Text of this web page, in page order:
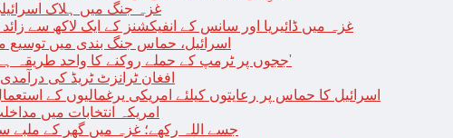
غزہ جنگ میں ہلاک اسرائیلی
غزہ میں ڈائیریا اور سانس کے انفیکشنز کے ایک لاکھ سے
اسرائیل، حماس جنگ بندی میں توسیع
‘ججوں پر ٹرمپ کے حملے روکنے کا واحد طریقہ ہے کہ انہیں جیل میں ڈال دیا جائے’
افغان ٹرانزٹ ٹریڈ کی درآمدی اشیا پر10 فیصد
اسرائیل کا حماس پر رعایتوں کیلئے امریکی یرغمالیوں کے
امریکہ انتخابات میں
جسے اللہ رکھے؛ غزہ میں گھر کے ملبے سے37 دن بعد نومولود زندہ مل